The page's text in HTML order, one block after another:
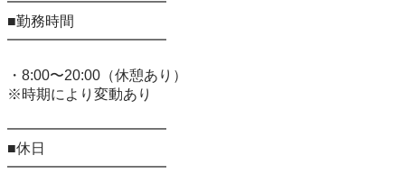
■勤務時間
━━━━━━━━━━━
・8:00〜20:00（休憩あり）
※時期により変動あり
━━━━━━━━━━━
■休日
━━━━━━━━━━━